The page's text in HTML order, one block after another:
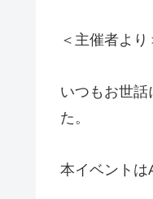
＜主催者より
いつもお世
た。
本イベントは